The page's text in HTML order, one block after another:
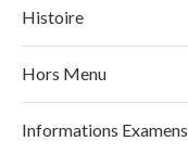
Histoire
Hors Menu
Informations Examens